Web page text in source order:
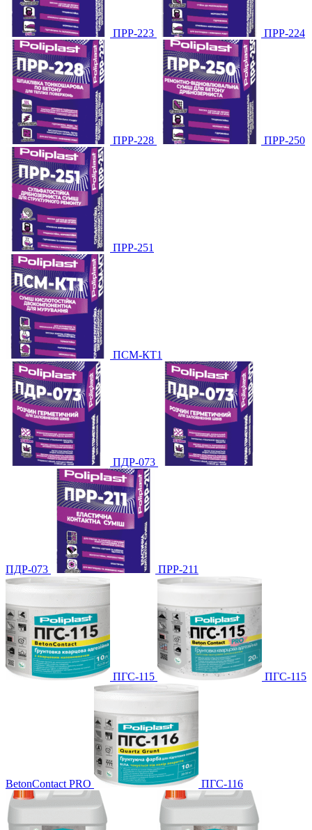
ПРР-223 ПРР-224
ПРР-228 ПРР-250
ПРР-251
ПСМ-КТ1
ПДР-073
ПДР-073 ПРР-211
ПГС-115 ПГС-115
BetonContact PRO ПГС-116